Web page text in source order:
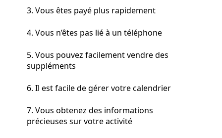
3. Vous êtes payé plus rapidement
4. Vous n’êtes pas lié à un téléphone
5. Vous pouvez facilement vendre des
suppléments
6. Il est facile de gérer votre calendrier
7. Vous obtenez des informations
précieuses sur votre activité